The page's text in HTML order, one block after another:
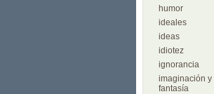
humor
ideales
ideas
idiotez
ignorancia
imaginación y
fantasía